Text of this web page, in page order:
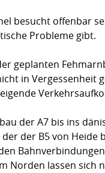
besucht offenbar
Probleme gibt.
geplanten
in Vergessenheit
der A7 bis ins
der B5 von Heide
Norden lassen sich